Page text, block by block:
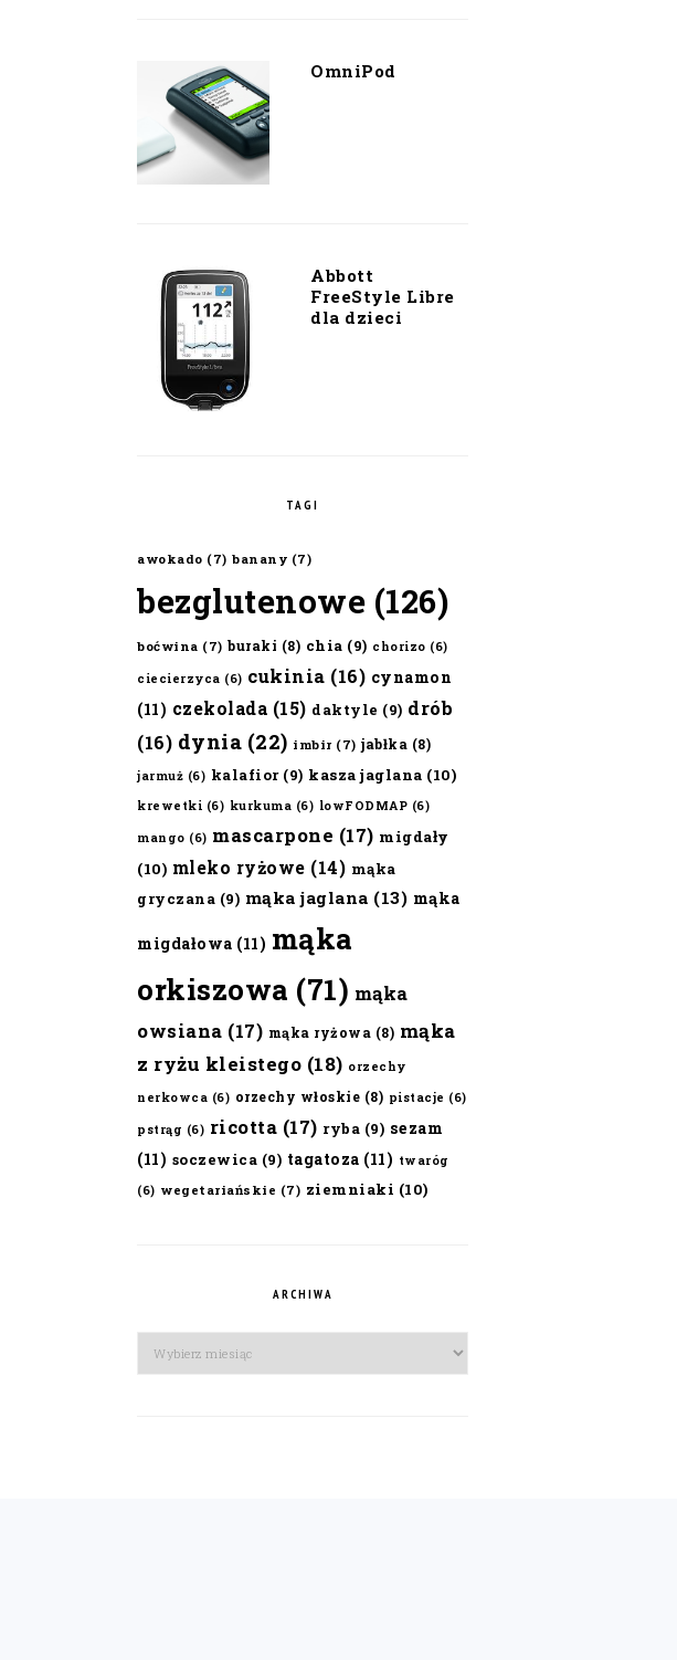
OmniPod
Abbott
FreeStyle Libre
dla dzieci
TAGI
awokado (7) banany (7)
bezglutenowe (126)
boćwina (7) buraki (8) chia (9) chorizo (6)
ciecierzyca (6) cukinia (16) cynamon
(11) czekolada (15) daktyle (9) drób
(16) dynia (22) imbir (7) jabłka (8)
jarmuż (6) kalafior(9) kasza jaglana (10)
krewetki (6) kurkuma (6) lowFODMAP (6)
mango (6) mascarpone (17) migdały
(10) mleko ryżowe (14) mąka
gryczana (9) mąka jaglana (13) mąka
migdałowa (11) mąka
orkiszowa (71) mąka
owsiana (17) mąka ryżowa (8) mąka
z ryżu kleistego (18) orzechy
nerkowca (6) orzechy włoskie (8) pistacje (6)
pstrąg (6) ricotta (17) ryba (9) sezam
(11) soczewica (9) tagatoza (11) twaróg
(6) wegetariańskie (7) ziemniaki (10)
ARCHIWA
Archiwa